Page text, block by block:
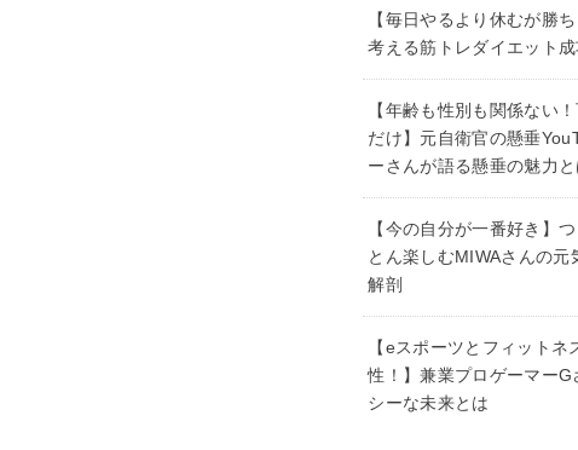
【毎日やるより休むが勝
考える筋トレダイエット
【年齢も性別も関係ない
だけ】元自衛官の懸垂
ーさんが語る懸垂の魅力と
【今の自分が一番好き】
とん楽しむMIWAさんの元
解剖
【eスポーツとフィットネ
性！】兼業プロゲーマーG
シーな未来とは